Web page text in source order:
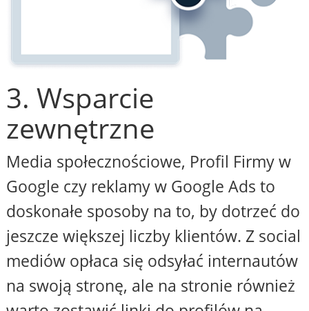
3. Wsparcie
zewnętrzne
Media społecznościowe, Profil Firmy w
Google czy reklamy w Google Ads to
doskonałe sposoby na to, by dotrzeć do
jeszcze większej liczby klientów. Z social
mediów opłaca się odsyłać internautów
na swoją stronę, ale na stronie również